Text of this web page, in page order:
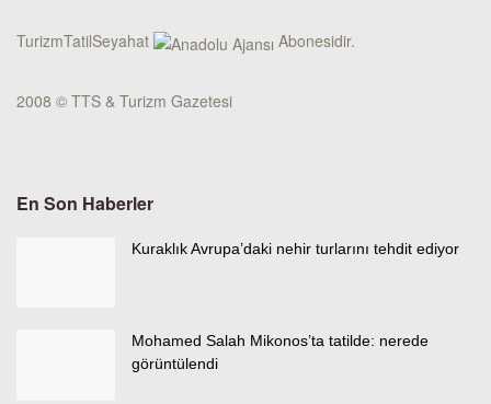
TurizmTatilSeyahat Abonesidir.
2008 © TTS & Turizm Gazetesi
En Son Haberler
Kuraklık Avrupa’daki nehir turlarını tehdit ediyor
Mohamed Salah Mikonos’ta tatilde: nerede
görüntülendi